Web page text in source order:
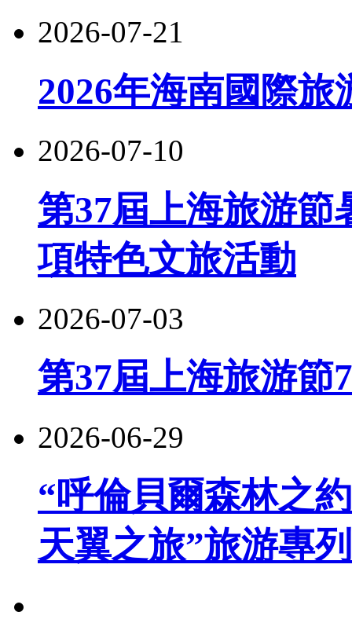
2026-07-21
2026年海南國際
2026-07-10
第37屆上海旅游節
項特色文旅活動
2026-07-03
第37屆上海旅游節
2026-06-29
“呼倫貝爾森林之
天翼之旅”旅游專